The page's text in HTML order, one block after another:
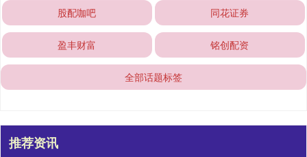
股配咖吧 同花证券
盈丰财富 铭创配资
全部话题标签
推荐资讯